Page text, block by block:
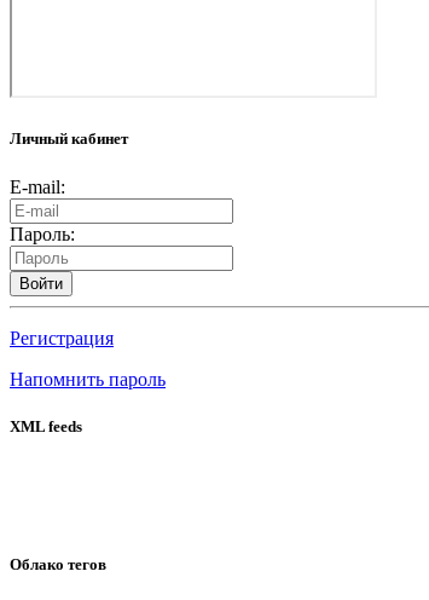
Личный кабинет
E-mail:
Пароль:
Войти
Регистрация
Напомнить пароль
XML feeds
Облако тегов